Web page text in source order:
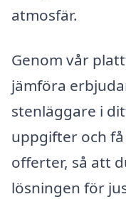
atmosfär.
Genom vår
jämföra
stenläggare i
uppgifter och
offerter, så att
lösningen för